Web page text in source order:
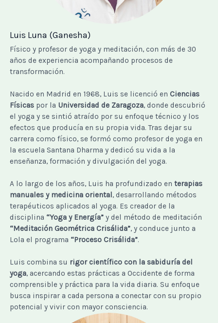
Luis Luna (Ganesha)
Físico y profesor de yoga y meditación, con más de 30
años de experiencia acompañando procesos de
transformación.
Nacido en Madrid en 1968, Luis se licenció en Ciencias
Físicas por la Universidad de Zaragoza, donde descubrió
el yoga y se sintió atraído por su enfoque técnico y los
efectos que producía en su propia vida. Tras dejar su
carrera como físico, se formó como profesor de yoga en
la escuela Santana Dharma y dedicó su vida a la
enseñanza, formación y divulgación del yoga.
A lo largo de los años, Luis ha profundizado en terapias
manuales y medicina oriental, desarrollando métodos
terapéuticos aplicados al yoga. Es creador de la
disciplina “Yoga y Energía” y del método de meditación
“Meditación Geométrica Crisálida”, y conduce junto a
Lola el programa “Proceso Crisálida”.
Luis combina su rigor científico con la sabiduría del
yoga, acercando estas prácticas a Occidente de forma
comprensible y práctica para la vida diaria. Su enfoque
busca inspirar a cada persona a conectar con su propio
potencial y vivir con mayor consciencia.